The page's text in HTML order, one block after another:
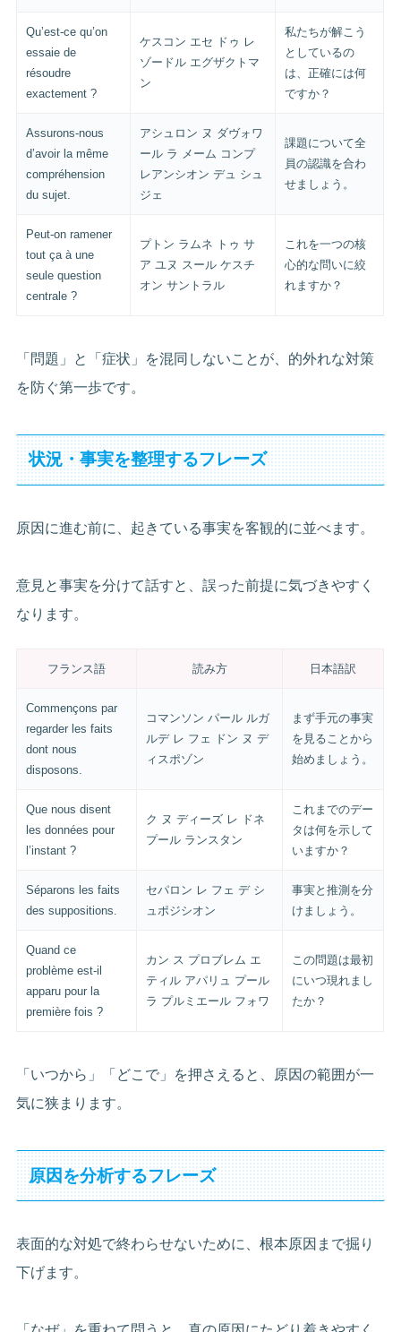
Qu’est-ce qu’on
essaie de
résoudre
exactement ?
ケスコン エセ ドゥ レ
ゾードル エグザクトマ
ン
私たちが解こう
としているの
は、正確には何
ですか？
Assurons-nous
d’avoir la même
compréhension
du sujet.
アシュロン ヌ ダヴォワ
ール ラ メーム コンプ
レアンシオン デュ シュ
ジェ
課題について全
員の認識を合わ
せましょう。
Peut-on ramener
tout ça à une
seule question
centrale ?
プトン ラムネ トゥ サ
ア ユヌ スール ケスチ
オン サントラル
これを一つの核
心的な問いに絞
れますか？
「問題」と「症状」を混同しないことが、的外れな対策
を防ぐ第一歩です。
状況・事実を整理するフレーズ
原因に進む前に、起きている事実を客観的に並べます。
意見と事実を分けて話すと、誤った前提に気づきやすく
なります。
フランス語 読み方 日本語訳
Commençons par
regarder les faits
dont nous
disposons.
コマンソン パール ルガ
ルデ レ フェ ドン ヌ デ
ィスポゾン
まず手元の事実
を見ることから
始めましょう。
Que nous disent
les données pour
l’instant ?
ク ヌ ディーズ レ ドネ
プール ランスタン
これまでのデー
タは何を示して
いますか？
Séparons les faits
des suppositions.
セパロン レ フェ デ シ
ュポジシオン
事実と推測を分
けましょう。
Quand ce
problème est-il
apparu pour la
première fois ?
カン ス プロブレム エ
ティル アパリュ プール
ラ プルミエール フォワ
この問題は最初
にいつ現れまし
たか？
「いつから」「どこで」を押さえると、原因の範囲が一
気に狭まります。
原因を分析するフレーズ
表面的な対処で終わらせないために、根本原因まで掘り
下げます。